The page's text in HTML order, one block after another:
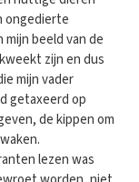
ongedierte
beeld van de
zijn en dus
mijn vader
getaxeerd op
de kippen om
lezen was